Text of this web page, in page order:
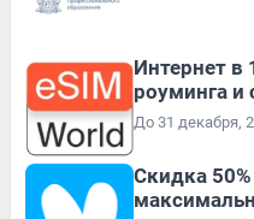
Интернет в
роуминга и
До 31 декабря,
Скидка